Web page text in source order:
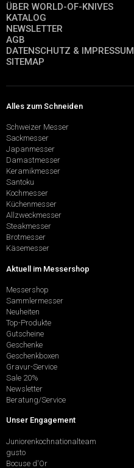
ÜBER WORLD-OF-KNIVES
KATALOG
NEWSLETTER
AGB
DATENSCHUTZ & IMPRESSUM
SITEMAP
Alles zum Schneiden
Schweizer Messer
Sackmesser
Japanmesser
Damastmesser
Keramikmesser
Santoku
Kochmesser
Küchenmesser
Allzweckmesser
Steakmesser
Brotmesser
Käsemesser
Aktuell im Messershop
Messershop
Sammlermesser
Neuheiten
Top-Produkte
Gutscheine
Geschenke
Geschenkboxen
Gravur-Service
Sale 20%
Newsletter
Beratung/Service
Unser Engagement
Juniorenkochnationalteam
gusto
Bocuse d'Or